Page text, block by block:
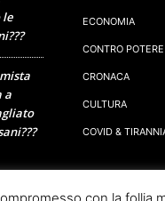
le
a
ECONOMIA
CONTRO POTERE
CRONACA
CULTURA
COVID &